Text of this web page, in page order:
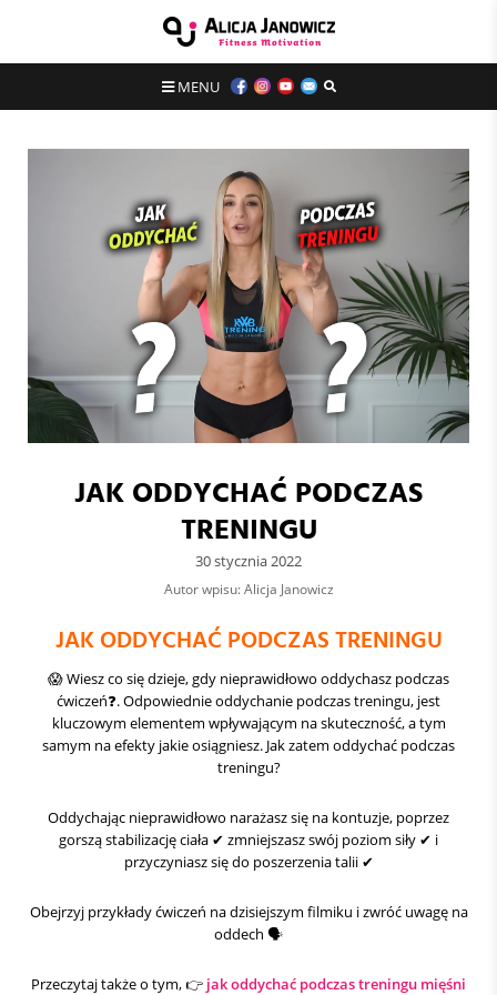
MENU
JAK ODDYCHAĆ PODCZAS
TRENINGU
30 stycznia 2022
Autor wpisu: Alicja Janowicz
JAK ODDYCHAĆ PODCZAS TRENINGU
😱 Wiesz co się dzieje, gdy nieprawidłowo oddychasz podczas
ćwiczeń❓.Odpowiednie oddychanie podczas treningu, jest
kluczowym elementem wpływającym na skuteczność, a tym
samym na efekty jakie osiągniesz. Jak zatem oddychać podczas
treningu?
Oddychając nieprawidłowo narażasz się na kontuzje, poprzez
gorszą stabilizację ciała ✔ zmniejszasz swój poziom siły ✔ i
przyczyniasz się do poszerzenia talii ✔
Obejrzyj przykłady ćwiczeń na dzisiejszym filmiku i zwróć uwagę na
oddech 🗣
Przeczytaj także o tym, 👉 jak oddychać podczas treningu mięśni